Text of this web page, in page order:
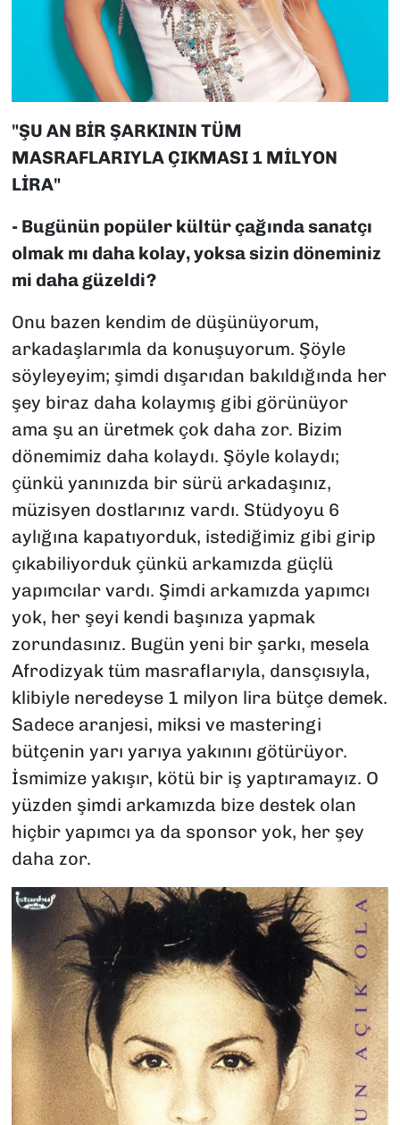
"ŞU AN BİR ŞARKININ TÜM
MASRAFLARIYLA ÇIKMASI 1 MİLYON
LİRA"
- Bugünün popüler kültür çağında sanatçı
olmak mı daha kolay, yoksa sizin döneminiz
mi daha güzeldi?
Onu bazen kendim de düşünüyorum,
arkadaşlarımla da konuşuyorum. Şöyle
söyleyeyim; şimdi dışarıdan bakıldığında her
şey biraz daha kolaymış gibi görünüyor
ama şu an üretmek çok daha zor. Bizim
dönemimiz daha kolaydı. Şöyle kolaydı;
çünkü yanınızda bir sürü arkadaşınız,
müzisyen dostlarınız vardı. Stüdyoyu 6
aylığına kapatıyorduk, istediğimiz gibi girip
çıkabiliyorduk çünkü arkamızda güçlü
yapımcılar vardı. Şimdi arkamızda yapımcı
yok, her şeyi kendi başınıza yapmak
zorundasınız. Bugün yeni bir şarkı, mesela
Afrodizyaktüm masraflarıyla, dansçısıyla,
klibiyle neredeyse 1 milyon lira bütçe demek.
Sadece aranjesi, miksi ve masteringi
bütçenin yarı yarıya yakınını götürüyor.
İsmimize yakışır, kötü bir iş yaptıramayız. O
yüzden şimdi arkamızda bize destek olan
hiçbir yapımcı ya da sponsor yok, her şey
daha zor.